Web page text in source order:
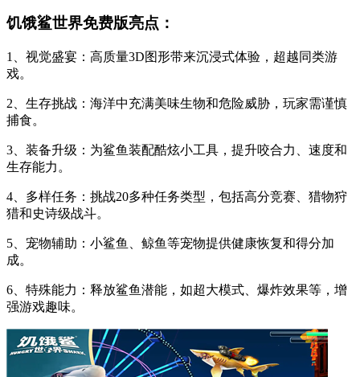
饥饿鲨世界免费版亮点：
1、视觉盛宴：高质量3D图形带来沉浸式体验，超越同类游
戏。
2、生存挑战：海洋中充满美味生物和危险威胁，玩家需谨慎
捕食。
3、装备升级：为鲨鱼装配酷炫小工具，提升咬合力、速度和
生存能力。
4、多样任务：挑战20多种任务类型，包括高分竞赛、猎物狩
猎和史诗级战斗。
5、宠物辅助：小鲨鱼、鲸鱼等宠物提供健康恢复和得分加
成。
6、特殊能力：释放鲨鱼潜能，如超大模式、爆炸效果等，增
强游戏趣味。